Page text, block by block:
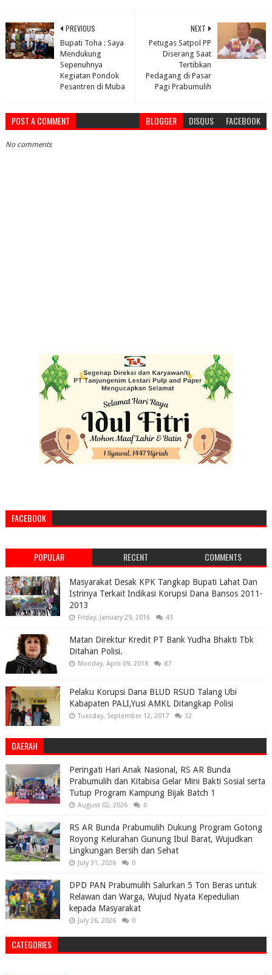
NEXT
Petugas Satpol PP
Diserang Saat
Tertibkan
Pedagang di Pasar
Pagi Prabumulih
PREVIOUS
Bupati Toha : Saya
Mendukung
Sepenuhnya
Kegiatan Pondok
Pesantren di Muba
POST A COMMENT BLOGGER DISQUS FACEBOOK
No comments
FACEBOOK
POPULAR RECENT COMMENTS
Masyarakat Desak KPK Tangkap Bupati Lahat Dan
Istrinya Terkait Indikasi Korupsi Dana Bansos 2011-
2013
Friday, January 29, 2016 43
Matan Direktur Kredit PT Bank Yudha Bhakti Tbk
Ditahan Polisi.
Monday, April 09, 2018 87
Pelaku Korupsi Dana BLUD RSUD Talang Ubi
Kabapaten PALI,Yusi AMKL Ditangkap Polisi
Tuesday, September 12, 2017 32
DAERAH
Peringati Hari Anak Nasional, RS AR Bunda
Prabumulih dan Kitabisa Gelar Mini Bakti Sosial serta
Tutup Program Kampung Bijak Batch 1
August 02, 2026 0
RS AR Bunda Prabumulih Dukung Program Gotong
Royong Kelurahan Gunung Ibul Barat, Wujudkan
Lingkungan Bersih dan Sehat
July 31, 2026 0
DPD PAN Prabumulih Salurkan 5 Ton Beras untuk
Relawan dan Warga, Wujud Nyata Kepedulian
kepada Masyarakat
July 26, 2026 0
CATEGORIES